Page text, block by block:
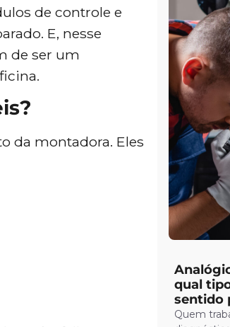
de controle e
E, nesse
de ser um
da montadora. Eles
qual
sentido
Quem